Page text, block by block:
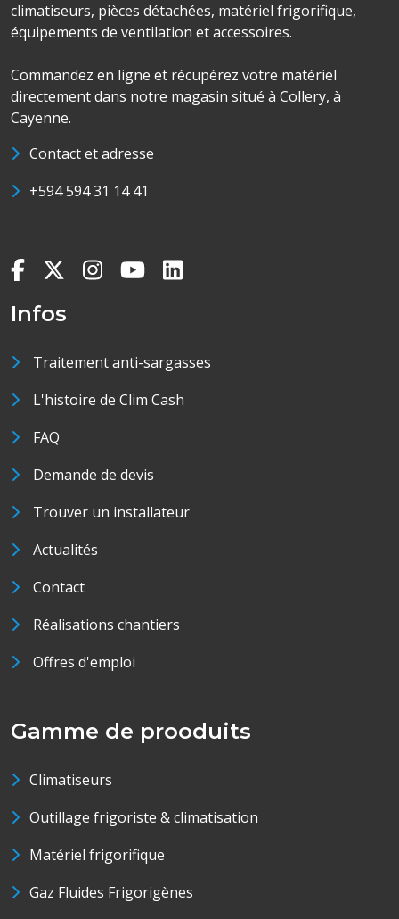
climatiseurs, pièces détachées, matériel frigorifique,
équipements de ventilation et accessoires.
Commandez en ligne et récupérez votre matériel
directement dans notre magasin situé à Collery, à
Cayenne.
Contact et adresse
+594 594 31 14 41
Infos
Traitement anti-sargasses
L'histoire de Clim Cash
FAQ
Demande de devis
Trouver un installateur
Actualités
Contact
Réalisations chantiers
Offres d'emploi
Gamme de prooduits
Climatiseurs
Outillage frigoriste & climatisation
Matériel frigorifique
Gaz Fluides Frigorigènes